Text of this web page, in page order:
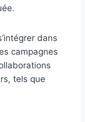
dans
campagnes
tels que